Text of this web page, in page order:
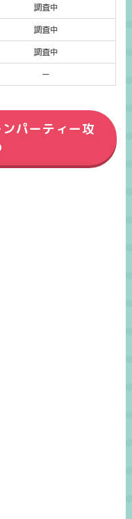
調査中
調査中
調査中
ー
パーティー攻